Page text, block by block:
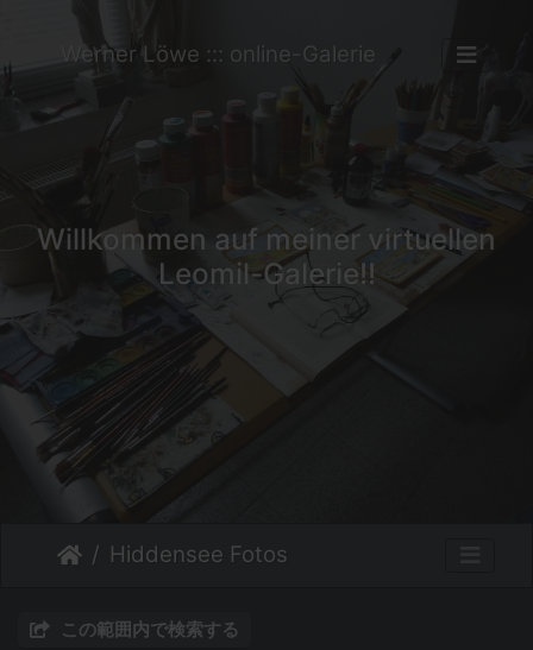
Werner Löwe ::: online-Galerie
Willkommen auf meiner virtuellen
Leomil-Galerie!!
Hiddensee Fotos
この範囲内で検索する